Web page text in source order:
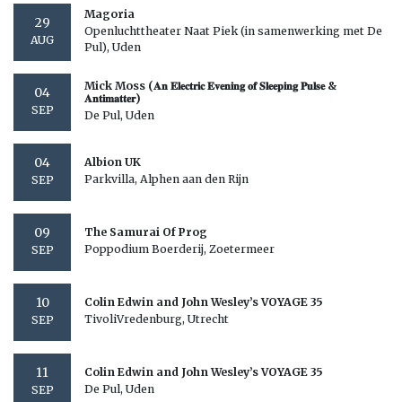
29
AUG
Magoria
Openluchttheater Naat Piek (in samenwerking met De
Pul), Uden
04
SEP
Mick Moss (𝐀𝐧 𝐄𝐥𝐞𝐜𝐭𝐫𝐢𝐜 𝐄𝐯𝐞𝐧𝐢𝐧𝐠 𝐨𝐟 𝐒𝐥𝐞𝐞𝐩𝐢𝐧𝐠 𝐏𝐮𝐥𝐬𝐞 &
𝐀𝐧𝐭𝐢𝐦𝐚𝐭𝐭𝐞𝐫)
De Pul, Uden
04
SEP
Albion UK
Parkvilla, Alphen aan den Rijn
09
SEP
The Samurai Of Prog
Poppodium Boerderij, Zoetermeer
10
SEP
Colin Edwin and John Wesley’s VOYAGE 35
TivoliVredenburg, Utrecht
11
SEP
Colin Edwin and John Wesley’s VOYAGE 35
De Pul, Uden